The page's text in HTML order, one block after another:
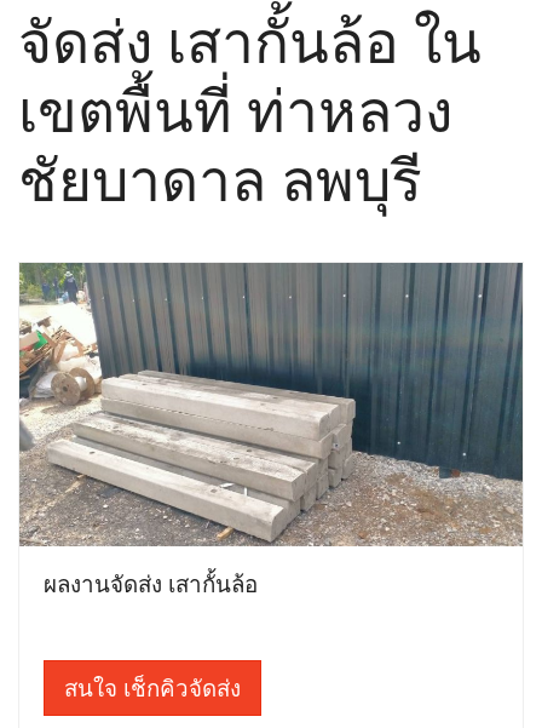
จัดส่ง เสากั้นล้อ ใน
เขตพื้นที่ ท่าหลวง
ชัยบาดาล ลพบุรี
ผลงานจัดส่ง เสากั้นล้อ
สนใจ เช็กคิวจัดส่ง